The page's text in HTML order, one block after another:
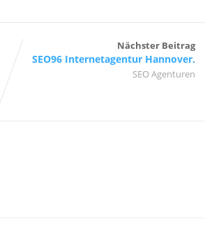
Nächster Beitrag
SEO96 Internetagentur Hannover.
SEO Agenturen